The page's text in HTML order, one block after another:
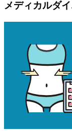
メディカルダ